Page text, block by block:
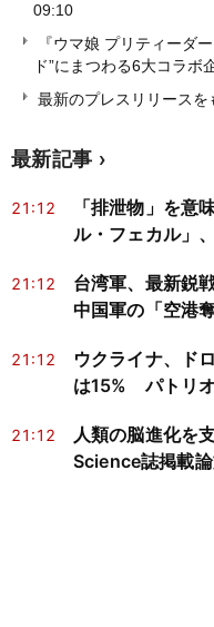
09:10
『ウマ娘 プリティーダ
ド”にまつわる6大コラボ
最新のプレスリリースを
最新記事
21:12
「排泄物」を意
ル・フェカル」
21:12
台湾軍、最新鋭
中国軍の「空港
21:12
ウクライナ、ド
は15% パトリ
21:12
人類の脳進化を
Science誌掲載